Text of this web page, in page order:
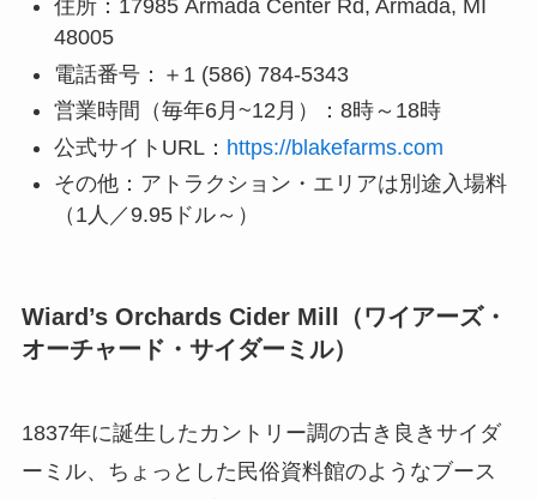
住所：17985 Armada Center Rd, Armada, MI
48005
電話番号：＋1 (586) 784-5343
営業時間（毎年6月~12月）：8時～18時
公式サイトURL： https://blakefarms.com
その他：アトラクション・エリアは別途入場料
（1人／9.95ドル～）
Wiard’s Orchards Cider Mill（ワイアーズ・
オーチャード・サイダーミル）
1837年に誕生したカントリー調の古き良きサイダ
ーミル、ちょっとした民俗資料館のようなブース